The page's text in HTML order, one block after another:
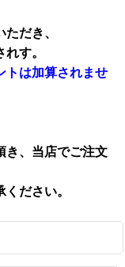
だき、
す。
トは加算されませ
き、当店でご注文
ださい。